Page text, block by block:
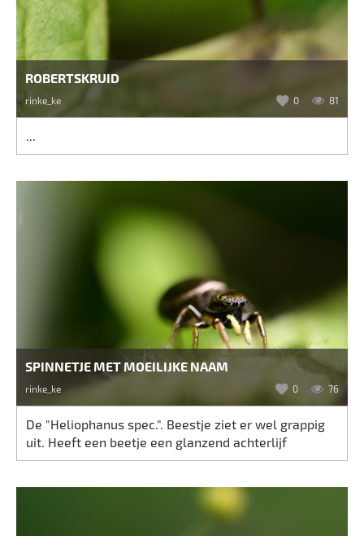
ROBERTSKRUID
rinke_ke 0 81
SPINNETJE MET MOEILIJKE NAAM
rinke_ke 0 76
De "Heliophanus spec.". Beestje ziet er wel grappig
uit. Heeft een beetje een glanzend achterlijf